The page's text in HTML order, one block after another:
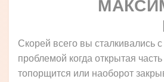
Скорей всего вы сталкивались
проблемой когда открытая
топорщится или наоборот